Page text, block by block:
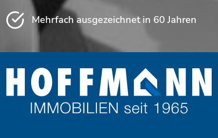
Mehrfach ausgezeichnet in 60 Jahren